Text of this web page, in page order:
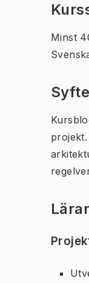
Minst
Syfte